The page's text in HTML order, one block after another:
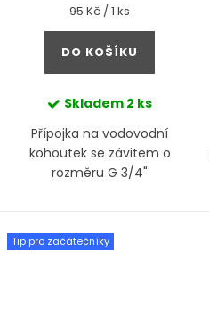
Měrná
cena:
95 Kč / 1 ks
DO KOŠÍKU
Skladem 2 ks
Přípojka na vodovodní
kohoutek se závitem o
rozměru G 3/4"
Tip pro začátečníky